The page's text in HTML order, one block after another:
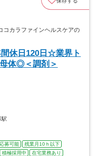
カラファインヘルスケアの
間休日120日☆業界ト
体◎＜調剤＞
駅
募可能
残業月10ｈ以下
積極採用中
在宅業務あり